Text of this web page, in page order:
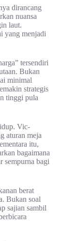
dirancang
nuansa
laut.
yang menjadi
tersendiri
Bukan
minimal
strategis
tinggi pula
Vic-
aturan meja
itu,
bagaimana
sempurna bagi
berat
Bukan soal
sajian sambil